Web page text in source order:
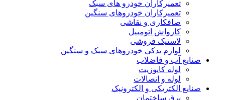
تعمیرکاران خودرو های سبک
تعمیرکاران خودروهای سنگین
صافکاری و نقاشی
کارواش اتومبیل
لاستیک فروشی
لوازم یدکی خودروهای سبک و سنگین
آب و فاضلاب
لوله کاپوزیت
لوله و اتصالات
الکتریکی و الکترونیک
برق ساختمان